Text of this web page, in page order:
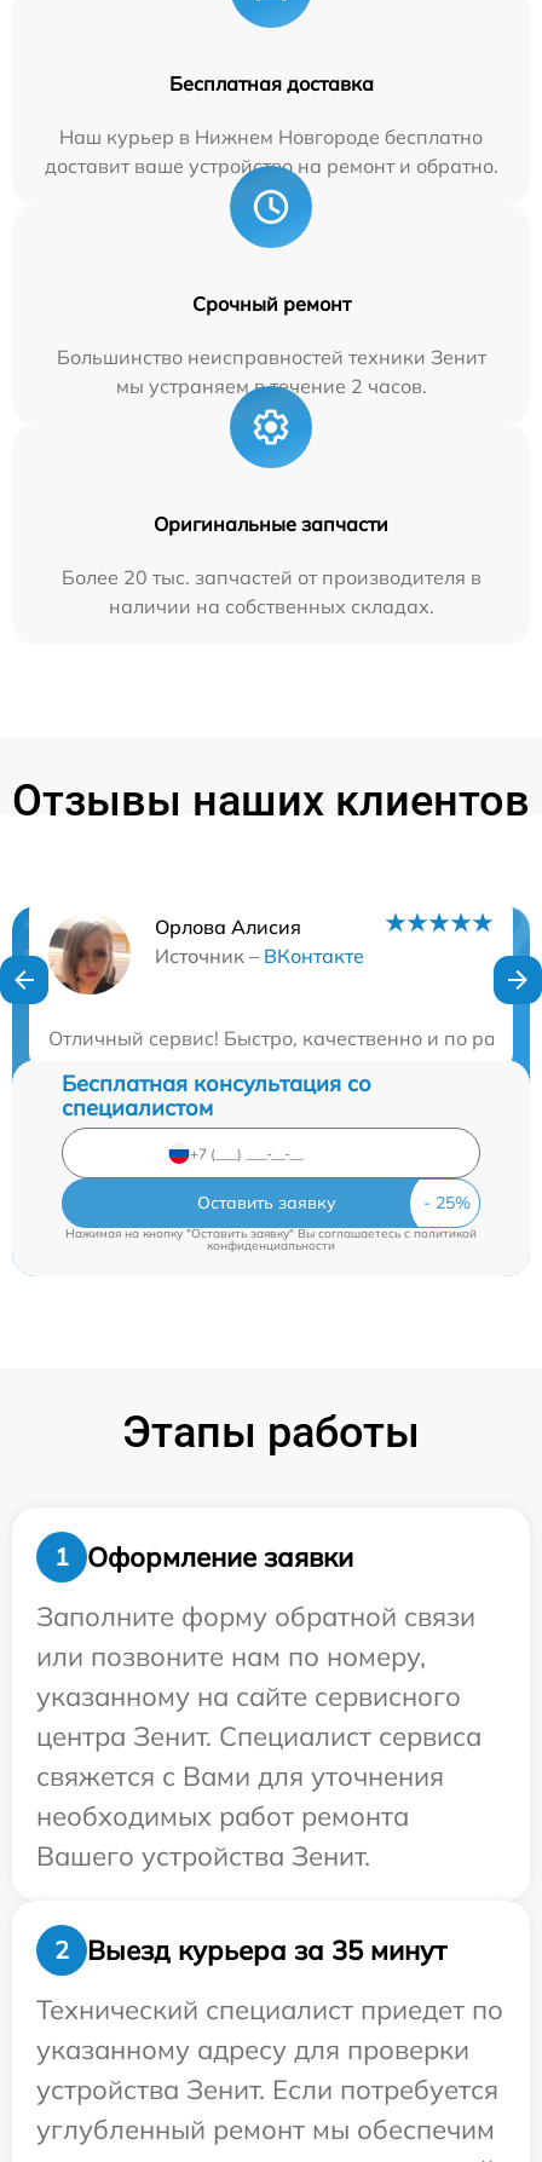
Бесплатная доставка
Наш курьер в Нижнем Новгороде бесплатно
доставит ваше устройство на ремонт и обратно.
Срочный ремонт
Большинство неисправностей техники Зенит
мы устраняем в течение 2 часов.
Оригинальные запчасти
Более 20 тыс. запчастей от производителя в
наличии на собственных складах.
Отзывы наших клиентов
Орлова Алисия
Источник – ВКонтакте
Отличный сервис! Быстро, качественно и по
Нужна консультация?
Бесплатная консультация со
специалистом
Оставить заявку
Нажимая на кнопку "Оставить заявку" Вы соглашаетесь cполитикой
конфиденциальности
Этапы работы
1
Оформление заявки
Заполните форму обратной связи
или позвоните нам по номеру,
указанному на сайте сервисного
центра Зенит. Специалист сервиса
свяжется с Вами для уточнения
необходимых работ ремонта
Вашего устройства Зенит.
2
Выезд курьера за 35 минут
Технический специалист приедет по
указанному адресу для проверки
устройства Зенит. Если потребуется
углубленный ремонт мы обеспечим